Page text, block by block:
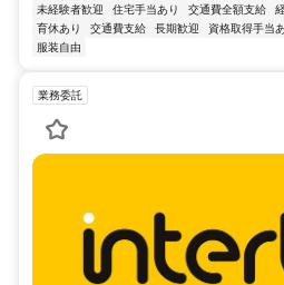
未経験者歓迎
住宅手当あり 交通費全額支給
育休あり
交通費支給 長期歓迎 資格取得手当
服装自由
業務委託